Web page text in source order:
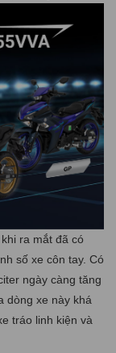
ra mắt đã có
số xe côn tay. Có
ngày càng tăng
dòng xe này khá
tráo linh kiện và